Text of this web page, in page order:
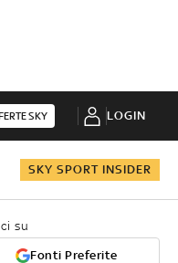
SKY LOGIN
SKY SPORT INSIDER
su
Fonti Preferite